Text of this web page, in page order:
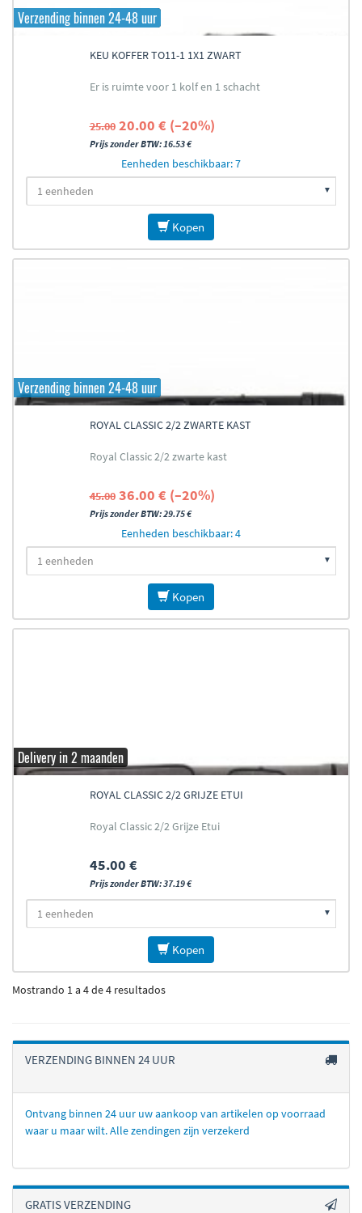
Verzending binnen 24-48 uur
KEU KOFFER TO11-1 1X1 ZWART
Er is ruimte voor 1 kolf en 1 schacht
25.00 20.00 € (–20%)
Prijs zonder BTW: 16.53 €
Eenheden beschikbaar: 7
Kopen
Verzending binnen 24-48 uur
ROYAL CLASSIC 2/2 ZWARTE KAST
Royal Classic 2/2 zwarte kast
45.00 36.00 € (–20%)
Prijs zonder BTW: 29.75 €
Eenheden beschikbaar: 4
Kopen
Delivery in 2 maanden
ROYAL CLASSIC 2/2 GRIJZE ETUI
Royal Classic 2/2 Grijze Etui
45.00 €
Prijs zonder BTW: 37.19 €
Kopen
Mostrando 1 a 4 de 4 resultados
VERZENDING BINNEN 24 UUR
Ontvang binnen 24 uur uw aankoop van artikelen op voorraad
waar u maar wilt. Alle zendingen zijn verzekerd
GRATIS VERZENDING